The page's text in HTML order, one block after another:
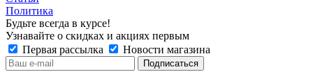
Политика
Будьте всегда в курсе!
Узнавайте о скидках и акциях первым
Первая рассылка
Новости магазина